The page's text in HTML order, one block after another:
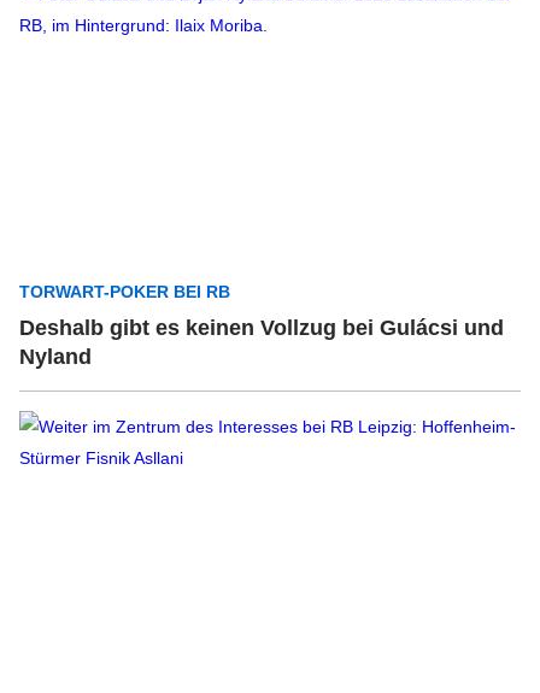
TORWART-POKER BEI RB
Deshalb gibt es keinen Vollzug bei Gulácsi und
Nyland